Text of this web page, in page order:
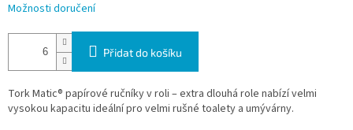
Možnosti doručení
Přidat do košíku
Tork Matic® papírové ručníky v roli – extra dlouhá role nabízí velmi
vysokou kapacitu ideální pro velmi rušné toalety a umývárny.